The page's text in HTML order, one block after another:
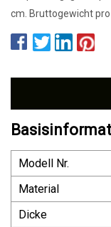
cm. Bruttogewicht
Modell Nr.
Material
Dicke